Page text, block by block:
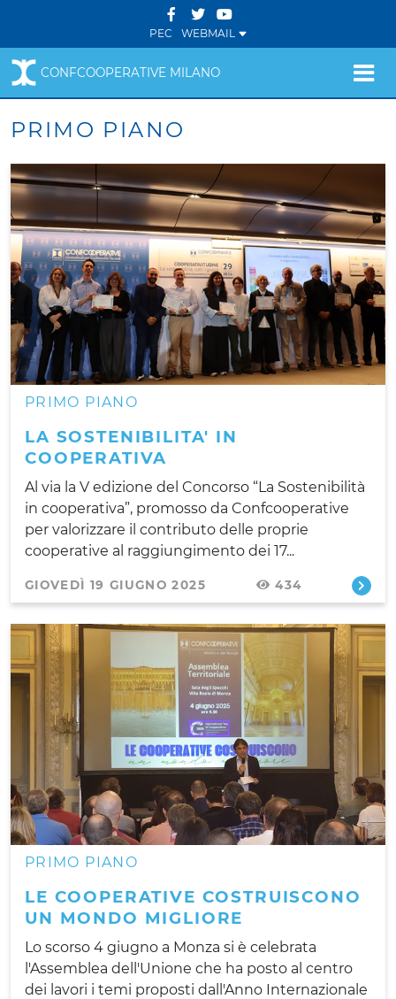
PEC WEBMAIL
CONFCOOPERATIVE MILANO
PRIMO PIANO
PRIMO PIANO
LA SOSTENIBILITA' IN
COOPERATIVA
Al via la V edizione del Concorso “La Sostenibilità
in cooperativa”, promosso da Confcooperative
per valorizzare il contributo delle proprie
cooperative al raggiungimento dei 17...
GIOVEDÌ 19 GIUGNO 2025 434
PRIMO PIANO
LE COOPERATIVE COSTRUISCONO
UN MONDO MIGLIORE
Lo scorso 4 giugno a Monza si è celebrata
l'Assemblea dell'Unione che ha posto al centro
dei lavori i temi proposti dall'Anno Internazionale